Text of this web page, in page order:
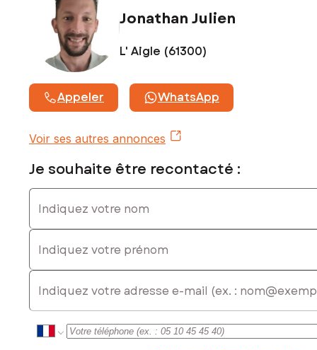
Jonathan Julien
L' Aigle (61300)
Appeler WhatsApp
Voir ses autres annonces
Je souhaite être recontacté :
Indiquez votre nom
Indiquez votre prénom
E-mail